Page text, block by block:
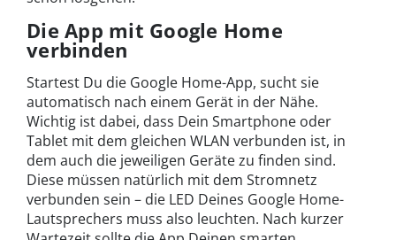
Die App mit Google Home
verbinden
Startest Du die Google Home-App, sucht sie
automatisch nach einem Gerät in der Nähe.
Wichtig ist dabei, dass Dein Smartphone oder
Tablet mit dem gleichen WLAN verbunden ist, in
dem auch die jeweiligen Geräte zu finden sind.
Diese müssen natürlich mit dem Stromnetz
verbunden sein – die LED Deines Google Home-
Lautsprechers muss also leuchten. Nach kurzer